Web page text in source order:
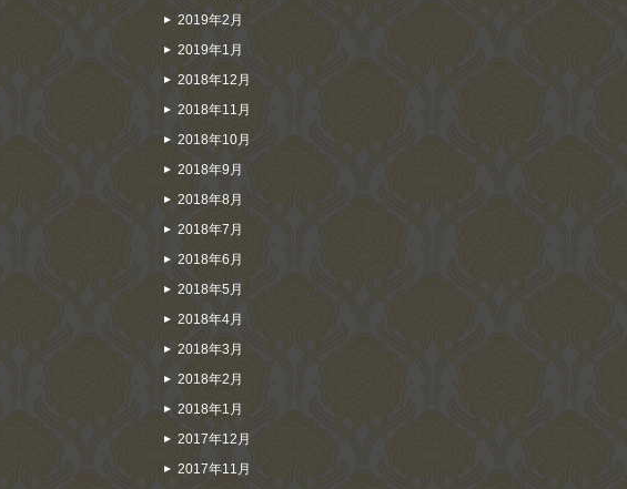
2019年2月
2019年1月
2018年12月
2018年11月
2018年10月
2018年9月
2018年8月
2018年7月
2018年6月
2018年5月
2018年4月
2018年3月
2018年2月
2018年1月
2017年12月
2017年11月